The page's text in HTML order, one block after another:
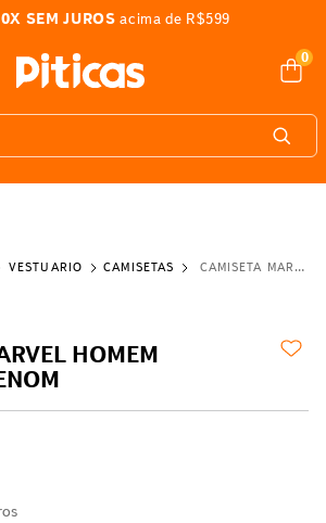
GRÁTISem todo Brasil*
0
VESTUÁRIO CAMISETAS CAMISETA MARVEL HOMEM ARANHA E VENOM
HOMEM